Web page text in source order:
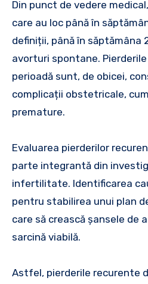
Din punct de vedere
care au loc până în
definiții, până în săptămâna
avorturi spontane.
perioadă sunt, de obicei,
complicații obstetricale,
premature.
Evaluarea pierderilor
parte integrantă din
infertilitate. Identificarea
pentru stabilirea unui plan
care să crească șansele de
sarcină viabilă.
Astfel, pierderile recurente